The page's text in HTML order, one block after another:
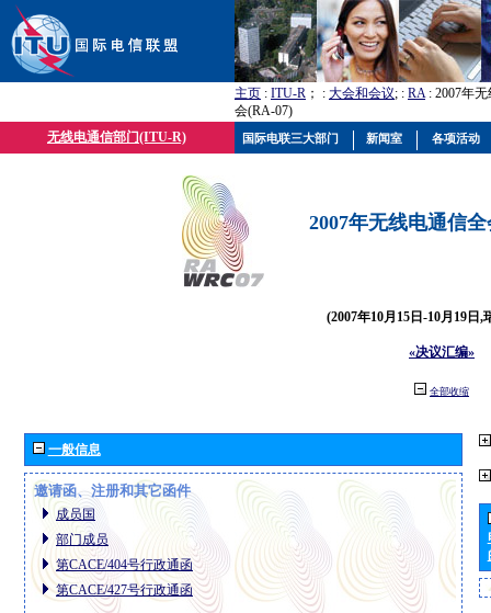
主页 : ITU-R ； : 大会和会议; : RA: 2007年
会(RA-07)
无线电通信部门(ITU-R)
2007年无线电通信
(2007年10月15日-10月19日,
«决议汇编»
全部收缩
一般信息
邀请函、注册和其它函件
成员国
部门成员
第CACE/404号行政通函
第CACE/427号行政通函
国际电联三大部门 新闻室 各项活动